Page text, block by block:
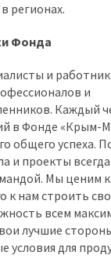
регионах.
Фонда
и
и
Каждый
в Фонде «Крым-
общего успеха.
и проекты
Мы ценим
к нам строить
всем
лучшие
условия для